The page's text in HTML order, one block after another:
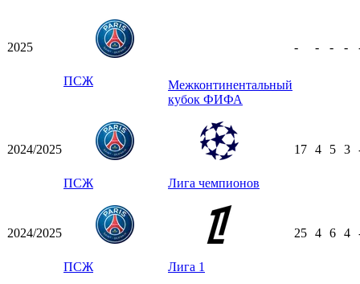
2025
ПСЖ
Межконтинентальный
кубок ФИФА
- - - -
2024/2025
ПСЖ Лига чемпионов
17 4 5 3
2024/2025
ПСЖ Лига 1
25 4 6 4